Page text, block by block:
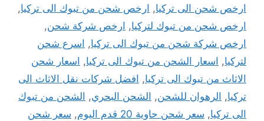
ارخص شحن الى تركيا, ارخص شحن من تبوك الى تركيا,
ارخص شحن من تبوك لتركيا, ارخص شركة شحن,
ارخص شركة شحن من تبوك الى تركيا, اسرع شحن
لتركيا, اسعار الشحن من تبوك الى تركيا, اسعار شحن
الاثاث من تبوك الى تركيا, افضل شركات نقل الاثاث الى
تركيا, الرهوان للشحن, الشحن البحري, الشحن من تبوك
الى تركيا, سعر شحن حاوية 20 قدم اليوم , سعر شحن